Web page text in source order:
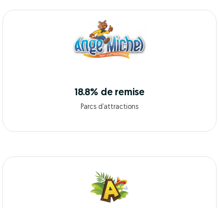
18.8% de remise
Parcs d’attractions